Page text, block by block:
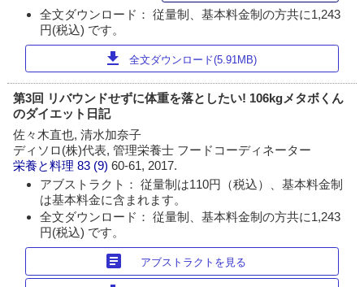
全文ダウンロード： 従量制、基本料金制の方共に1,243
円(税込) です。
download 全文ダウンロード(5.91MB)
第3回 リバウンドせずに体重を落としたい! 106kgメタボくん
のダイエット日記
佐々木直也, 清水加奈子
ディソロ(株)代表, 管理栄養士 フードコーディネーター
栄養と料理 83 (9)60-61, 2017.
アブストラクト： 従量制は110円（税込）、基本料金制
は基本料金に含まれます。
全文ダウンロード： 従量制、基本料金制の方共に1,243
円(税込) です。
article アブストラクトを見る